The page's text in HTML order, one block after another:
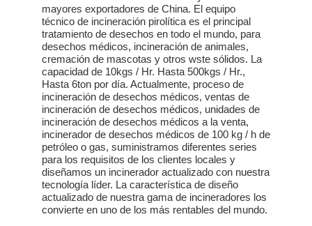
mayores exportadores de China. El equipo
técnico de incineración pirolítica es el principal
tratamiento de desechos en todo el mundo, para
desechos médicos, incineración de animales,
cremación de mascotas y otros wste sólidos. La
capacidad de 10kgs / Hr. Hasta 500kgs / Hr.,
Hasta 6ton por día. Actualmente, proceso de
incineración de desechos médicos, ventas de
incineración de desechos médicos, unidades de
incineración de desechos médicos a la venta,
incinerador de desechos médicos de 100 kg / h de
petróleo o gas, suministramos diferentes series
para los requisitos de los clientes locales y
diseñamos un incinerador actualizado con nuestra
tecnología líder. La característica de diseño
actualizado de nuestra gama de incineradores los
convierte en uno de los más rentables del mundo.